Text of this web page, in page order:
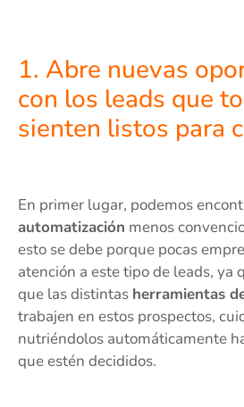
1. Abre nuevas
con los leads que
sienten listos para
En primer lugar, podemos
automatización menos
esto se debe porque pocas
atención a este tipo de leads, ya
que las distintas herramientas
trabajen en estos prospectos,
nutriéndolos automáticamente
que estén decididos.